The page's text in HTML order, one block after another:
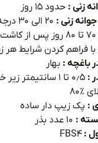
زنی : حدود ۱۵ روز
زنی :
با فراهم کردن شرایط
باغچه : بهار
:
٪۸۰
: پک زیپ دار ساده
:
:
FBS4